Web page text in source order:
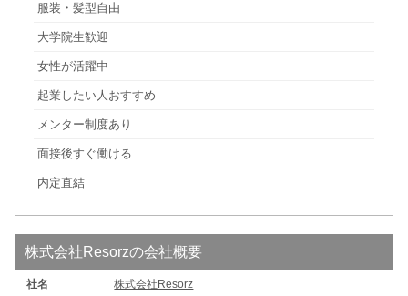
服装・髪型自由
大学院生歓迎
女性が活躍中
起業したい人おすすめ
メンター制度あり
面接後すぐ働ける
内定直結
株式会社Resorzの会社概要
社名 株式会社Resorz